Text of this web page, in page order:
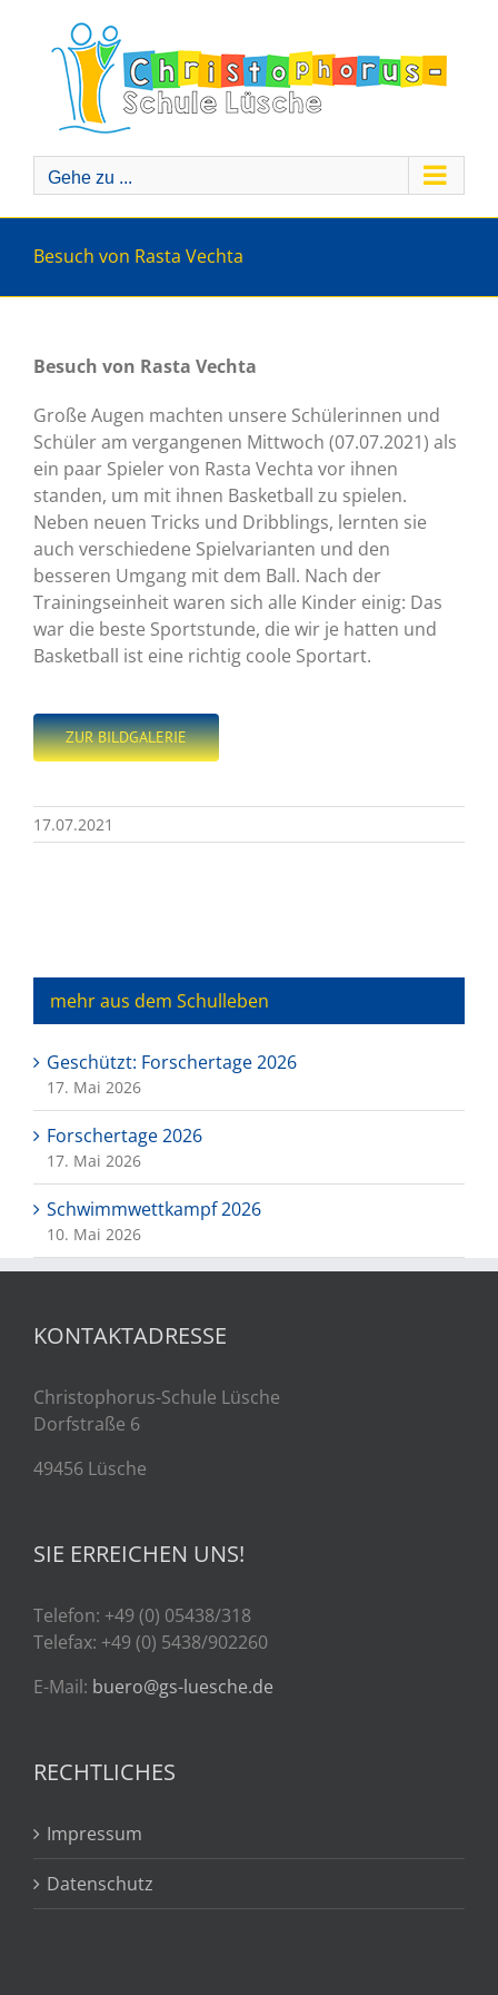
springen
Gehe zu ...
Besuch von Rasta Vechta
Besuch von Rasta Vechta
Große Augen machten unsere Schülerinnen und
Schüler am vergangenen Mittwoch (07.07.2021) als
ein paar Spieler von Rasta Vechta vor ihnen
standen, um mit ihnen Basketball zu spielen.
Neben neuen Tricks und Dribblings, lernten sie
auch verschiedene Spielvarianten und den
besseren Umgang mit dem Ball. Nach der
Trainingseinheit waren sich alle Kinder einig: Das
war die beste Sportstunde, die wir je hatten und
Basketball ist eine richtig coole Sportart.
ZUR BILDGALERIE
17.07.2021
mehr aus dem Schulleben
Geschützt: Forschertage 2026
17. Mai 2026
Forschertage 2026
17. Mai 2026
Schwimmwettkampf 2026
10. Mai 2026
KONTAKTADRESSE
Christophorus-Schule Lüsche
Dorfstraße 6
49456 Lüsche
SIE ERREICHEN UNS!
Telefon: +49 (0) 05438/318
Telefax: +49 (0) 5438/902260
E-Mail: buero@gs-luesche.de
RECHTLICHES
Impressum
Datenschutz